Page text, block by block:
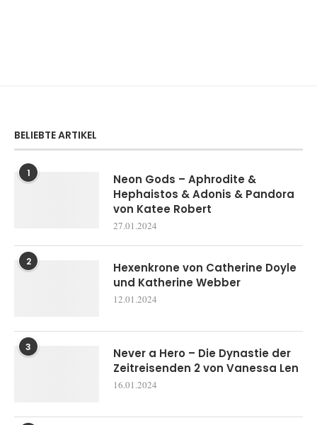
BELIEBTE ARTIKEL
1
Neon Gods – Aphrodite &
Hephaistos & Adonis & Pandora
von Katee Robert
27.01.2024
2
Hexenkrone von Catherine Doyle
und Katherine Webber
12.01.2024
3
Never a Hero – Die Dynastie der
Zeitreisenden 2 von Vanessa Len
16.01.2024